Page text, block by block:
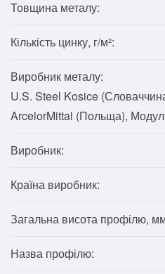
Товщина металу:
Кількість цинку, г/м²:
Виробник металу:
U.S. Steel Kosice
ArcelorMittal (Польща),
Виробник:
Країна виробник:
Загальна висота профілю,
Назва профілю: